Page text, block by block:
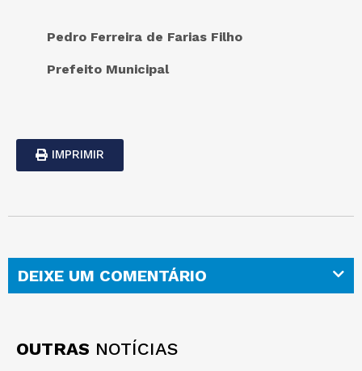
Pedro Ferreira de Farias Filho
Prefeito Municipal
IMPRIMIR
DEIXE UM COMENTÁRIO
OUTRAS NOTÍCIAS